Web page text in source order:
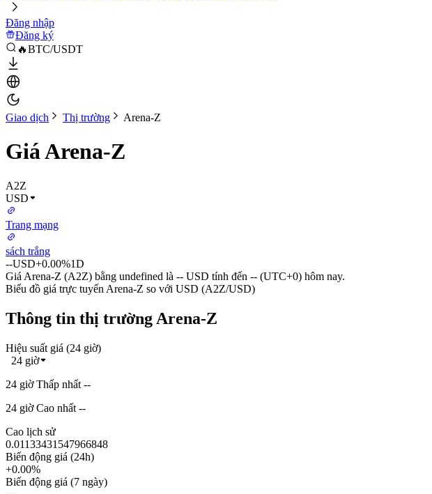
Đăng nhập
Đăng ký
🔥BTC/USDT
Giao dịch Thị trường Arena-Z
Giá Arena-Z
A2Z
USD
Trang mạng
sách trắng
--USD+0.00%1D
Giá Arena-Z (A2Z) bằng undefined là -- USD tính đến -- (UTC+0) hôm nay.
Biểu đồ giá trực tuyến Arena-Z so với USD (A2Z/USD)
Thông tin thị trường Arena-Z
Hiệu suất giá (24 giờ)
24 giờ
24 giờ Thấp nhất --
24 giờ Cao nhất --
Cao lịch sử
0.01133431547966848
Biến động giá (24h)
+0.00%
Biến động giá (7 ngày)